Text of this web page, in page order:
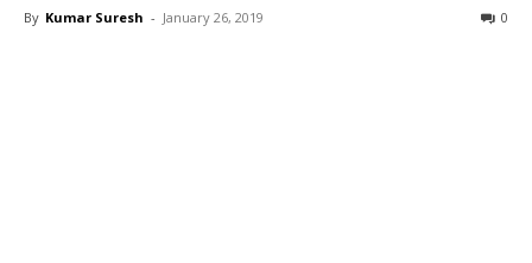
By Kumar Suresh - January 26, 2019 0